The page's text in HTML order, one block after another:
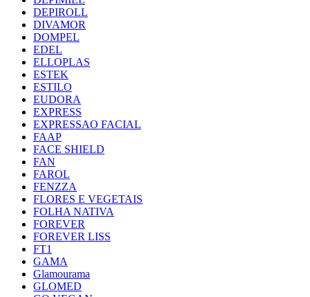
DEPIROLL
DIVAMOR
DOMPEL
EDEL
ELLOPLAS
ESTEK
ESTILO
EUDORA
EXPRESS
EXPRESSAO FACIAL
FAAP
FACE SHIELD
FAN
FAROL
FENZZA
FLORES E VEGETAIS
FOLHA NATIVA
FOREVER
FOREVER LISS
FT1
GAMA
Glamourama
GLOMED